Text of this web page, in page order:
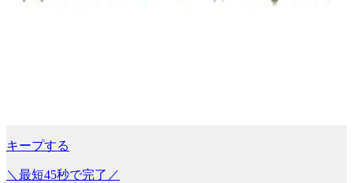
キープする
＼最短45秒で完了／